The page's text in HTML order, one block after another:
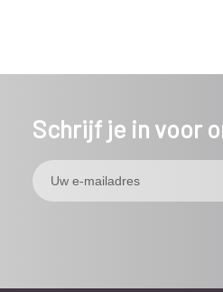
Schrijf je in voor